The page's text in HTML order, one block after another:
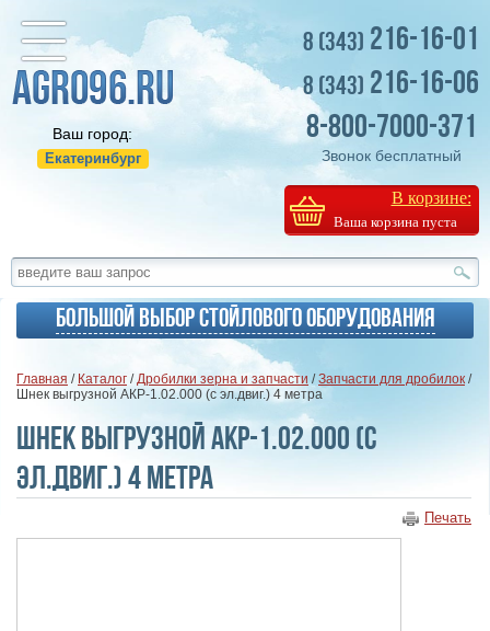
Ваш город:
Екатеринбург
8 (343) 216-16-01
8 (343) 216-16-06
8-800-7000-371
Звонок бесплатный
В корзине:
Ваша корзина пуста
Большой выбор стойлового оборудования
Главная / Каталог /Дробилки зерна и запчасти /Запчасти для дробилок /
Шнек выгрузной АКР-1.02.000 (с эл.двиг.) 4 метра
Шнек выгрузной АКР-1.02.000 (с
эл.двиг.) 4 метра
Печать